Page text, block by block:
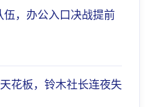
，办公入口决战提前
花板，铃木社长连夜失